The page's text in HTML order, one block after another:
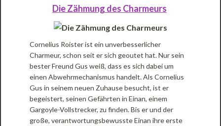
Die Zähmung des Charmeurs
Cornelius Roister ist ein unverbesserlicher
Charmeur, schon seit er sich geoutet hat. Nur sein
bester Freund Gus weiß, dass es sich dabei um
einen Abwehrmechanismus handelt. Als Cornelius
Gus in seinem neuen Zuhause besucht, ist er
begeistert, seinen Gefährten in Einan, einem
Gargoyle-Vollstrecker, zu finden. Bis er und der
große, verantwortungsbewusste Einan ihre erste